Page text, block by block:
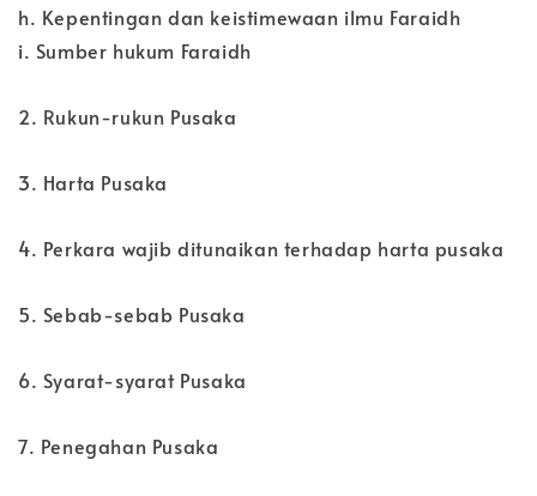
h. Kepentingan dan keistimewaan ilmu Faraidh
i. Sumber hukum Faraidh
2. Rukun-rukun Pusaka
3. Harta Pusaka
4. Perkara wajib ditunaikan terhadap harta pusaka
5. Sebab-sebab Pusaka
6. Syarat-syarat Pusaka
7. Penegahan Pusaka